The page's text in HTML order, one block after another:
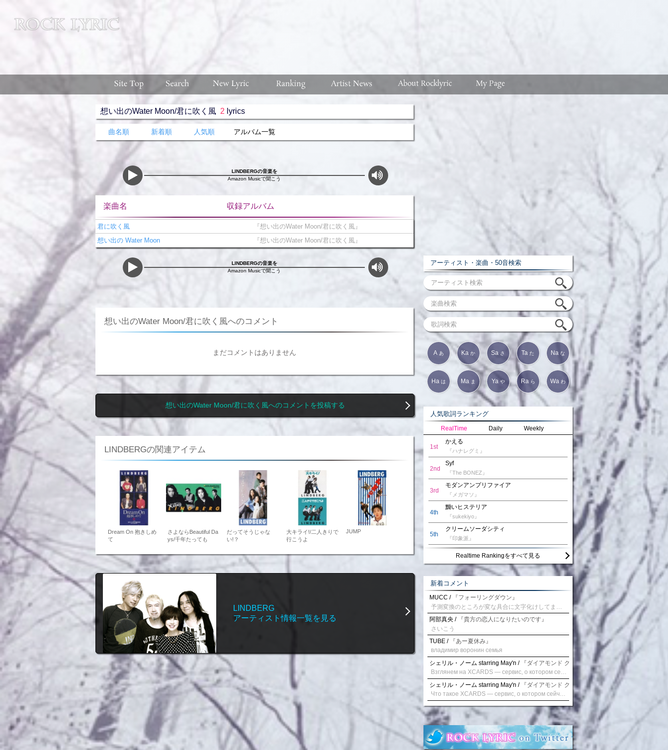
想い出のWater Moon/君に吹く風 2 lyrics
曲名順 新着順 人気順 アルバム一覧
LINDBERGの音楽を
Amazon Musicで聞こう
楽曲名 収録アルバム
君に吹く風
『想い出のWater Moon/君に吹く風』
想い出の Water Moon
『想い出のWater Moon/君に吹く風』
LINDBERGの音楽を
Amazon Musicで聞こう
想い出のWater Moon/君に吹く風へのコメント
まだコメントはありません
想い出のWater Moon/君に吹く風へのコメントを投稿する
LINDBERGの関連アイテム
Dream On 抱きしめ
て
さよならBeautiful Da
ys/千年たっても
だってそうじゃな
い!？
大キライ!/二人きりで
行こうよ
JUMP
LINDBERG
アーティスト情報一覧を見る
アーティスト・楽曲・50音検索
A あ Ka か Sa さ Ta た Na な
Ha は Ma ま Ya や Ra ら Wa わ
人気歌詞ランキング
RealTime Daily Weekly
1st
かえる
『ハナレグミ』
2nd
Syf
『The BONEZ』
3rd
モダンアンプリファイア
『メガマソ』
4th
黝いヒステリア
『sukekiyo』
5th
クリームソーダシティ
『印象派』
Realtime Rankingをすべて見る
新着コメント
MUCC / 『フォーリングダウン』
阿部真央 / 『貴方の恋人になりたいのです』
さいこう
TUBE / 『あー夏休み』
владимир воронин семья
シェリル・ノーム starring May'n / 『ダイアモンド クレバス/射手座☆午後九時 Don't be
シェリル・ノーム starring May'n / 『ダイアモンド クレバス/射手座☆午後九時 Don't be
Что такое XCARDS — сервис, о котором сейчас говорят. Буквально на днях заметил о интересный бренд XCARDS, он помогает создавать онлайн карты чтобы управлять бюджетами. Ключевые преимущества: Выпуск занимает всего считанные минуты. Платформа даёт возможность оформить множество карт для разных целей. Есть поддержка в любое время суток включая персонального менеджера. Есть контроль без задержек — транзакции, уведомления, аналитика — всё под рукой. Возможные нюансы: Регистрация: европейская юрисдикция — желательно убедиться, что сервис можно использовать без нарушений. Финансовые условия: возможно, есть скрытые комиссии, поэтому лучше внимательно прочитать договор. Отзывы пользователей: по отзывам поддержка работает быстро. Надёжность системы: внедрены базовые меры безопасности, но всё равно советую не хранить большие суммы на карте. Вывод: В целом платформа кажется отличным помощником для маркетологов. Платформа сочетает скорость, удобство и гибкость. Как вы думаете? Пользовались ли вы XCARDS? Поделитесь опытом — будет интересно сравнить. Виртуальные карты для бизнеса